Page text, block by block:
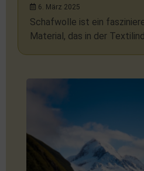
6. März 2025
Schafwolle ist ein
Material, das in der